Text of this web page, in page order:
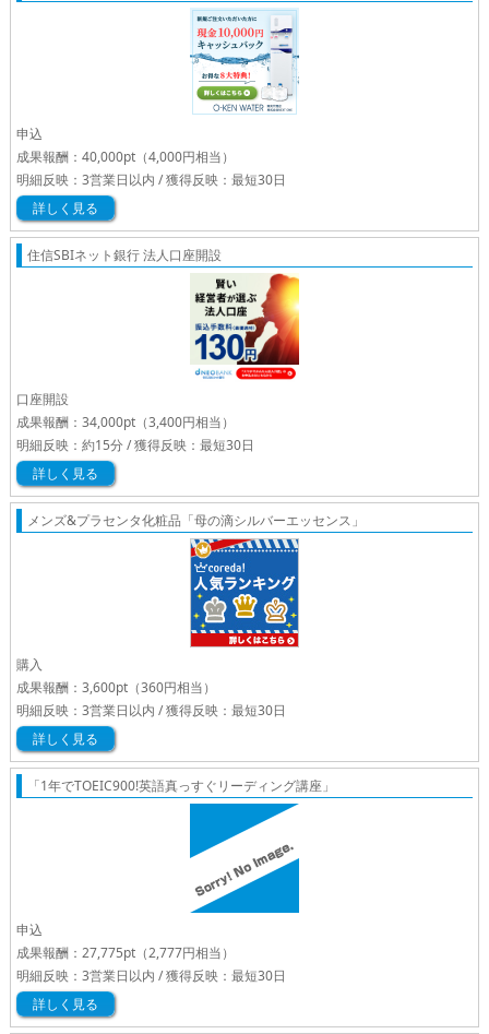
申込
成果報酬： 40,000pt（4,000円相当）
明細反映：3営業日以内 / 獲得反映：最短30日
詳しく見る
住信SBIネット銀行 法人口座開設
口座開設
成果報酬： 34,000pt（3,400円相当）
明細反映：約15分 / 獲得反映：最短30日
詳しく見る
メンズ&プラセンタ化粧品「母の滴シルバーエッセンス」
購入
成果報酬： 3,600pt（360円相当）
明細反映：3営業日以内 / 獲得反映：最短30日
詳しく見る
「1年でTOEIC900!英語真っすぐリーディング講座」
申込
成果報酬： 27,775pt（2,777円相当）
明細反映：3営業日以内 / 獲得反映：最短30日
詳しく見る